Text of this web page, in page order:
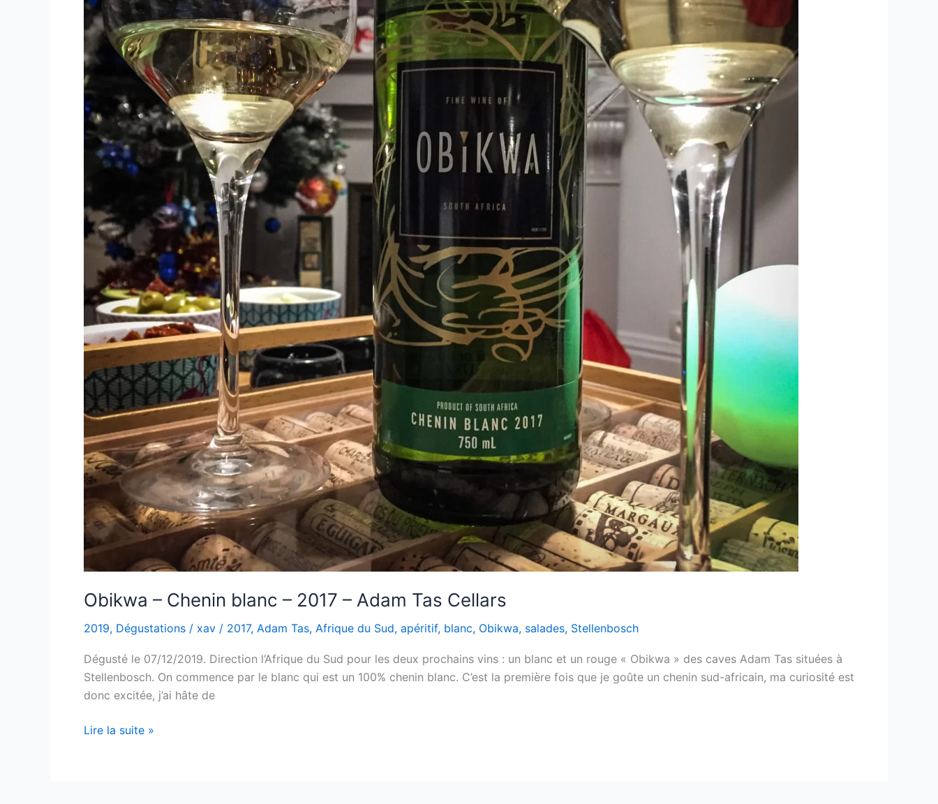
Obikwa – Chenin blanc – 2017 – Adam Tas Cellars
2019, Dégustations / xav / 2017, Adam Tas, Afrique du Sud, apéritif, blanc, Obikwa, salades, Stellenbosch
Dégusté le 07/12/2019. Direction l’Afrique du Sud pour les deux prochains vins : un blanc et un rouge « Obikwa » des caves Adam Tas situées à
Stellenbosch. On commence par le blanc qui est un 100% chenin blanc. C’est la première fois que je goûte un chenin sud-africain, ma curiosité est
donc excitée, j’ai hâte de
Obikwa
Lire la suite »